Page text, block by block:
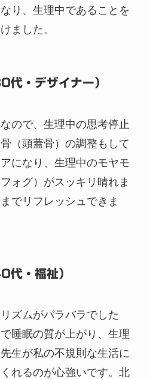
り、生理中であることを
ました。
・デザイナー）
ので、生理中の思考停止
（頭蓋骨）の調整もして
になり、生理中のモヤモ
ォグ）がスッキリ晴れま
でリフレッシュできま
・福祉）
ズムがバラバラでした
睡眠の質が上がり、生理
生が私の不規則な生活に
れるのが心強いです。北